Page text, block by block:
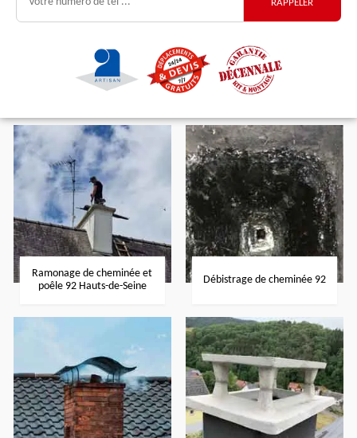
Ramonage de cheminée et
poêle 92 Hauts-de-Seine
Débistrage de cheminée 92